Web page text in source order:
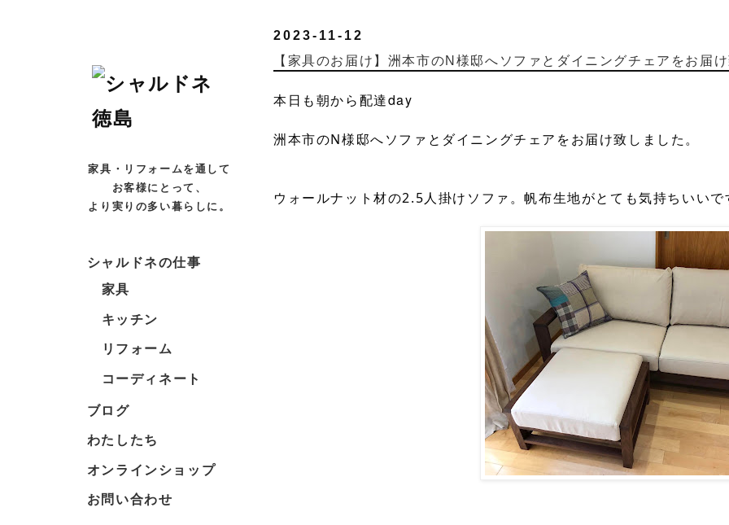
家具・リフォームを通して
お客様にとって、
より実りの多い暮らしに。
シャルドネの仕事
家具
キッチン
リフォーム
コーディネート
ブログ
わたしたち
オンラインショップ
お問い合わせ
2023-11-12
【家具のお届け】洲本市のN様邸へソファとダイニングチェアをお届
本日も朝から配達day
洲本市のN様邸へソファとダイニングチェアをお届け致しました。
ウォールナット材の2.5人掛けソファ。帆布生地がとても気持ちいいで